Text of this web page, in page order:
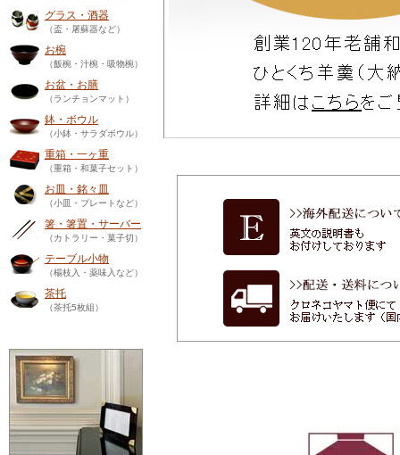
グラス・酒器
（盃・屠蘇器など）
お椀
（飯椀・汁椀・吸物椀）
お盆・お膳
（ランチョンマット）
鉢・ボウル
（小鉢・サラダボウル）
重箱・一ヶ重
（重箱・和菓子セット）
お皿・銘々皿
（小皿・プレートなど）
箸・箸置・サーバー
（カトラリー・菓子切）
テーブル小物
（楊枝入・薬味入など）
茶托
（茶托5枚組）